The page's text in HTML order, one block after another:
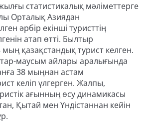
статистикалық мәліметтерге
Орталық Азиядан
әрбір екінші туристтің
атап өтті. Былтыр
қазақстандық турист келген.
маусым айлары аралығында
38 мыңнан астам
келіп үлгерген. Жалпы,
ағынның өсу динамикасы
Қытай мен Үндістаннан кейін